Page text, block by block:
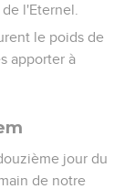
l'Eternel.
le poids de
apporter à
jour du
de notre